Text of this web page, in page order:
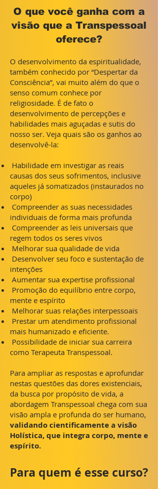
O que você ganha com a
visão que a Transpessoal
oferece?
O desenvolvimento da espiritualidade,
também conhecido por “Despertar da
Consciência”, vai muito além do que o
senso comum conhece por
religiosidade. É de fato o
desenvolvimento de percepções e
habilidades mais aguçadas e sutis do
nosso ser. Veja quais são os ganhos ao
desenvolvê-la:
Habilidade em investigar as reais
causas dos seus sofrimentos, inclusive
aqueles já somatizados (instaurados no
corpo)
Compreender as suas necessidades
individuais de forma mais profunda
Compreender as leis universais que
regem todos os seres vivos
Melhorar sua qualidade de vida
Desenvolver seu foco e sustentação de
intenções
Aumentar sua expertise profissional
Promoção do equilíbrio entre corpo,
mente e espírito
Melhorar suas relações interpessoais
Prestar um atendimento profissional
mais humanizado e eficiente.
Possibilidade de iniciar sua carreira
como Terapeuta Transpessoal.
Para ampliar as respostas e aprofundar
nestas questões das dores existenciais,
da busca por propósito de vida, a
abordagem Transpessoal chega com sua
visão ampla e profunda do ser humano,
validando cientificamente a visão
Holística, que integra corpo, mente e
espírito.
Para quem é esse curso?